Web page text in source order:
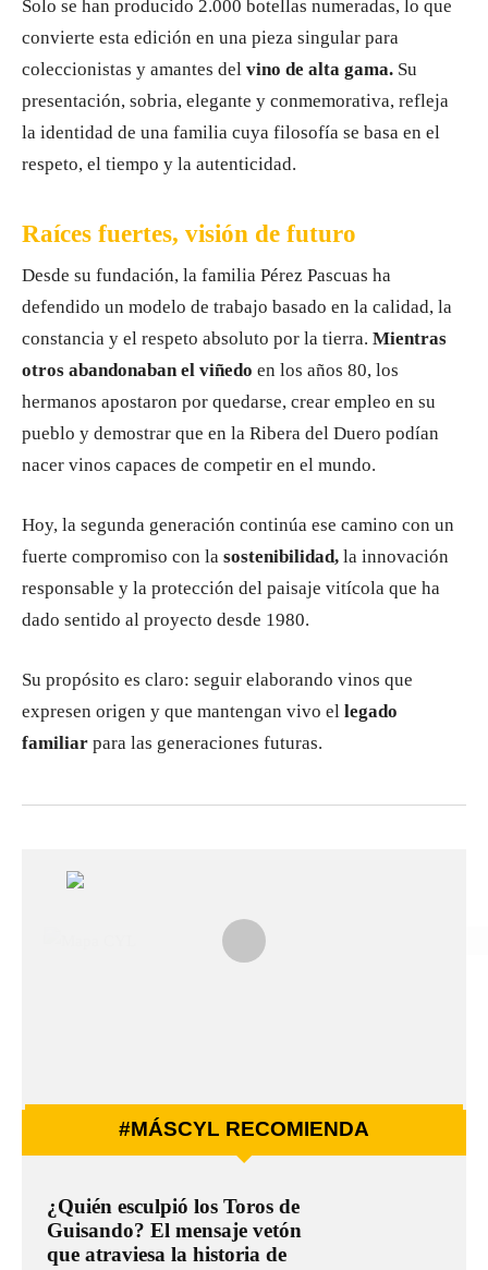
Solo se han producido 2.000 botellas numeradas, lo que
convierte esta edición en una pieza singular para
coleccionistas y amantes del vino de alta gama. Su
presentación, sobria, elegante y conmemorativa, refleja
la identidad de una familia cuya filosofía se basa en el
respeto, el tiempo y la autenticidad.
Raíces fuertes, visión de futuro
Desde su fundación, la familia Pérez Pascuas ha
defendido un modelo de trabajo basado en la calidad, la
constancia y el respeto absoluto por la tierra. Mientras
otros abandonaban el viñedo en los años 80, los
hermanos apostaron por quedarse, crear empleo en su
pueblo y demostrar que en la Ribera del Duero podían
nacer vinos capaces de competir en el mundo.
Hoy, la segunda generación continúa ese camino con un
fuerte compromiso con la sostenibilidad, la innovación
responsable y la protección del paisaje vitícola que ha
dado sentido al proyecto desde 1980.
Su propósito es claro: seguir elaborando vinos que
expresen origen y que mantengan vivo el legado
familiar para las generaciones futuras.
#MÁSCYL RECOMIENDA
¿Quién esculpió los Toros de
Guisando? El mensaje vetón
que atraviesa la historia de